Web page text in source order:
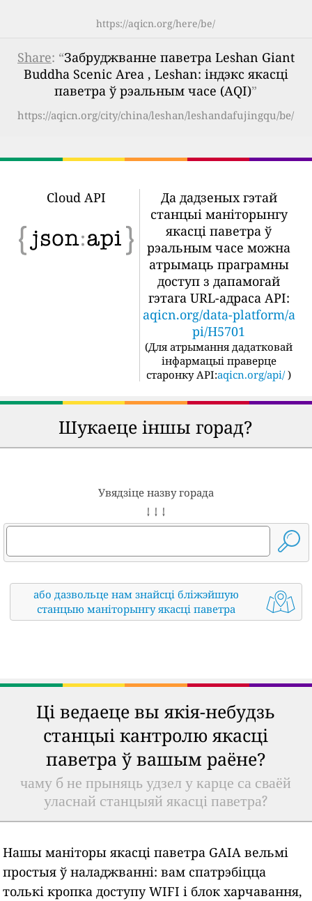
https://aqicn.org/here/be/
Share: “Забруджванне паветра Leshan Giant
Buddha Scenic Area , Leshan: індэкс якасці
паветра ў рэальным часе (AQI)”
https://aqicn.org/city/china/leshan/leshandafujingqu/be/
Cloud API
Да дадзеных гэтай
станцыі маніторынгу
якасці паветра ў
рэальным часе можна
атрымаць праграмны
доступ з дапамогай
гэтага URL-адраса API:
aqicn.org/data-platform/a
pi/H5701
(Для атрымання дадатковай
інфармацыі праверце
старонку API:aqicn.org/api/ )
Шукаеце іншы горад?
Увядзіце назву горада
↓ ↓ ↓
або дазвольце нам знайсці бліжэйшую
станцыю маніторынгу якасці паветра
Ці ведаеце вы якія-небудзь
станцыі кантролю якасці
паветра ў вашым раёне?
чаму б не прыняць удзел у карце са сваёй
уласнай станцыяй якасці паветра?
Нашы маніторы якасці паветра GAIA вельмі
простыя ў наладжванні: вам спатрэбіцца
толькі кропка доступу WIFI і блок харчавання,